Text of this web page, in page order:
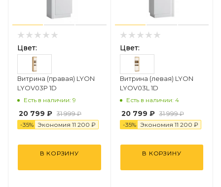
Цвет:
Витрина (правая) LYON
LYOV03P 1D
Есть в наличии: 9
20 799 ₽ 31 999₽
-35% Экономия 11 200 ₽
В КОРЗИНУ
Цвет:
Витрина (левая) LYON
LYOV03L 1D
Есть в наличии: 4
20 799 ₽ 31 999₽
-35% Экономия 11 200 ₽
В КОРЗИНУ